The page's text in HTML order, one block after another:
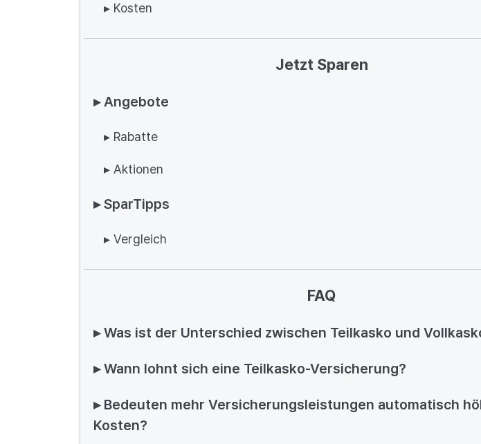
▸ Kosten
Jetzt Sparen
▸ Angebote
▸ Rabatte
▸ Aktionen
▸ SparTipps
▸ Vergleich
FAQ
▸ Was ist der Unterschied zwischen Teilkasko und
▸ Wann lohnt sich eine Teilkasko-Versicherung?
▸ Bedeuten mehr Versicherungsleistungen automatisch
Kosten?